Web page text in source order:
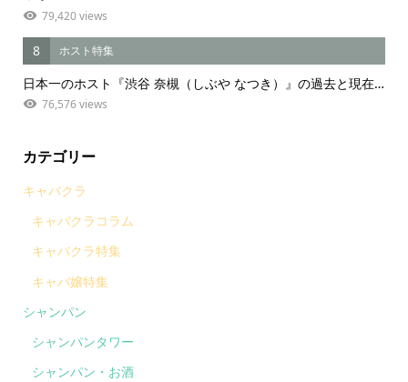
79,420 views
8 ホスト特集
日本一のホスト『渋谷 奈槻（しぶや なつき）』の過去と現在…
76,576 views
カテゴリー
キャバクラ
キャバクラコラム
キャバクラ特集
キャバ嬢特集
シャンパン
シャンパンタワー
シャンパン・お酒